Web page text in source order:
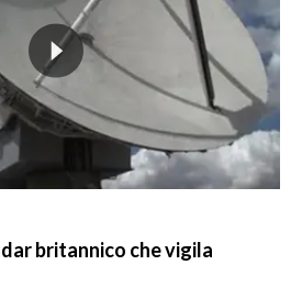
britannico che vigila